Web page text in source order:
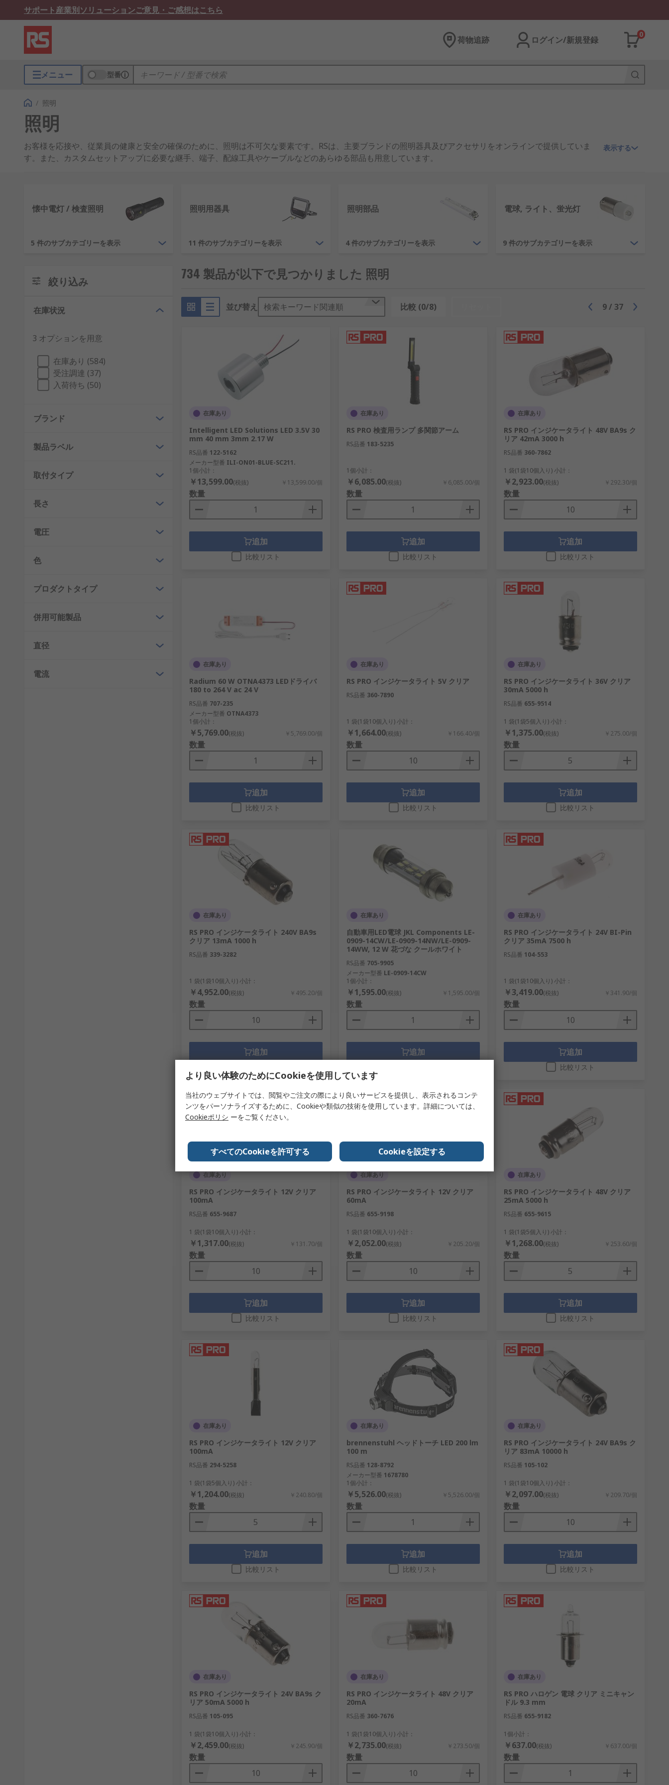
サポート産業別ソリューションご意見・ご感想はこちら
荷物追跡 ログイン/新規登録
0
メニュー 型番
/ 照明
照明
お客様を応接や、従業員の健康と安全の確保のために、照明は不可欠な要素です。RSは、主要ブランドの照明器具及びアクセサリをオンラインで提供していま
す。また、カスタムセットアップに必要な継手、端子、配線工具やケーブルなどのあらゆる部品も用意しています。
当社の製品シリーズは、商用及び家庭用作業スペースで作業する電気技師のためのソリューションを提供します。一般的な天井ライトや照明スイッチから、赤
省エネ照明
コスト及び環境への影響を抑えるために、省エネ電球は必須です。シンプルな家庭用ハロゲン電球をLED電球に切り替えたり、より効率的な照明用安定器やタイ
マーを設置したりするとき、当社の製品が役立ちます。
健康 / 安全性
当社では、タイマー式セキュリティ照明から非常口照明に至るまであらゆるランプ、配線用部品、アクセサリを用意して、公共スペースや職場が健康と安全の
ために必要な基準を満たすようにお手伝いをさせていただきます。
顧客へのアピール
照明は実用面だけがすべてではなく、適切な照明のセットアップにより、まるで音楽やグラフィックスのように力強くお客様を引き付けることができます。ネ
オン球から色の変化するLEDにいたるまで、当社の取り揃えた製品群により、お客様の環境を美しく装う特別でスマート照明が実現します。
さまざまな車種に合うハロゲン / LEDインジケータを含め、自動車修理に必要なランプ、ランプホルダ、その他のコンポーネントを取り揃えています。車両の部
品を交換する必要がある場合には、RSがお届けします。
また、エンジニアやメンテナンス作業員のために、あらゆる用途に適合するハンドヘルドの懐中電灯や検査用ランプを取り揃えています。それぞれの職業に適
の高品質な工具を使用して、照明やケーブルを配線し、接続できます。
表示する
懐中電灯 / 検査照明
5 件のサブカテゴリーを表示
照明用器具
11 件のサブカテゴリーを表示
照明部品
4 件のサブカテゴリーを表示
電球, ライト、蛍光灯
9 件のサブカテゴリーを表示
絞り込み
在庫状況
3 オプションを用意
在庫あり (584)
受注調達 (37)
入荷待ち (50)
ブランド
製品ラベル
取付タイプ
長さ
電圧
色
プロダクトタイプ
併用可能製品
直径
電流
734 製品が以下で見つかりました 照明
並び替え 検索キーワード関連順 比較 (0/8) 9/ 37
在庫あり
Intelligent LED Solutions LED 3.5V 30
mm 40 mm 3mm 2.17 W
RS品番 122-5162
メーカー型番 ILI-ON01-BLUE-SC211.
1個小計：
￥13,599.00(税抜) ￥13,599.00/個
数量
追加
比較リスト
在庫あり
RS PRO 検査用ランプ 多関節アーム
RS品番 183-5235
1個小計：
￥6,085.00(税抜) ￥6,085.00/個
数量
追加
比較リスト
在庫あり
RS PRO インジケータライト 48V BA9s ク
リア 42mA 3000 h
RS品番 360-7862
1 袋(1袋10個入り) 小計：
￥2,923.00(税抜) ￥292.30/個
数量
追加
比較リスト
在庫あり
Radium 60 W OTNA4373 LEDドライバ
180 to 264 V ac 24 V
RS品番 707-235
メーカー型番 OTNA4373
1個小計：
￥5,769.00(税抜) ￥5,769.00/個
数量
追加
比較リスト
在庫あり
RS PRO インジケータライト 5V クリア
RS品番 360-7890
1 袋(1袋10個入り) 小計：
￥1,664.00(税抜) ￥166.40/個
数量
追加
比較リスト
在庫あり
RS PRO インジケータライト 36V クリア
30mA 5000 h
RS品番 655-9514
1 袋(1袋5個入り) 小計：
￥1,375.00(税抜) ￥275.00/個
数量
追加
比較リスト
在庫あり
RS PRO インジケータライト 240V BA9s
クリア 13mA 1000 h
RS品番 339-3282
1 袋(1袋10個入り) 小計：
￥4,952.00(税抜) ￥495.20/個
数量
追加
在庫あり
自動車用LED電球 JKL Components LE-
0909-14CW/LE-0909-14NW/LE-0909-
14WW, 12 W 花づな クールホワイト
RS品番 705-9905
メーカー型番 LE-0909-14CW
1個小計：
￥1,595.00(税抜) ￥1,595.00/個
数量
追加
在庫あり
RS PRO インジケータライト 24V BI-Pin
クリア 35mA 7500 h
RS品番 104-553
1 袋(1袋10個入り) 小計：
￥3,419.00(税抜) ￥341.90/個
数量
追加
比較リスト
在庫あり
RS PRO インジケータライト 12V クリア
100mA
RS品番 655-9687
1 袋(1袋10個入り) 小計：
￥1,317.00(税抜) ￥131.70/個
数量
追加
比較リスト
在庫あり
RS PRO インジケータライト 12V クリア
60mA
RS品番 655-9198
1 袋(1袋10個入り) 小計：
￥2,052.00(税抜) ￥205.20/個
数量
追加
比較リスト
在庫あり
RS PRO インジケータライト 48V クリア
25mA 5000 h
RS品番 655-9615
1 袋(1袋5個入り) 小計：
￥1,268.00(税抜) ￥253.60/個
数量
追加
比較リスト
在庫あり
RS PRO インジケータライト 12V クリア
100mA
RS品番 294-5258
1 袋(1袋5個入り) 小計：
￥1,204.00(税抜) ￥240.80/個
数量
追加
比較リスト
在庫あり
brennenstuhl ヘッドトーチ LED 200 lm
100 m
RS品番 128-8792
メーカー型番 1678780
1個小計：
￥5,526.00(税抜) ￥5,526.00/個
数量
追加
比較リスト
在庫あり
RS PRO インジケータライト 24V BA9s ク
リア 83mA 10000 h
RS品番 105-102
1 袋(1袋10個入り) 小計：
￥2,097.00(税抜) ￥209.70/個
数量
追加
比較リスト
在庫あり
RS PRO インジケータライト 24V BA9s ク
リア 50mA 5000 h
RS品番 105-095
1 袋(1袋10個入り) 小計：
￥2,459.00(税抜) ￥245.90/個
数量
在庫あり
RS PRO インジケータライト 48V クリア
20mA
RS品番 360-7676
1 袋(1袋10個入り) 小計：
￥2,735.00(税抜) ￥273.50/個
数量
在庫あり
RS PRO ハロゲン 電球 クリア ミニキャン
ドル 9.3 mm
RS品番 655-9182
1個小計：
￥637.00(税抜) ￥637.00/個
数量
より良い体験のためにCookieを使用しています
当社のウェブサイトでは、閲覧やご注文の際により良いサービスを提供し、表示されるコンテ
ンツをパーソナライズするために、Cookieや類似の技術を使用しています。詳細については、
Cookieポリシ ーをご覧ください。
すべてのCookieを許可する Cookieを設定する